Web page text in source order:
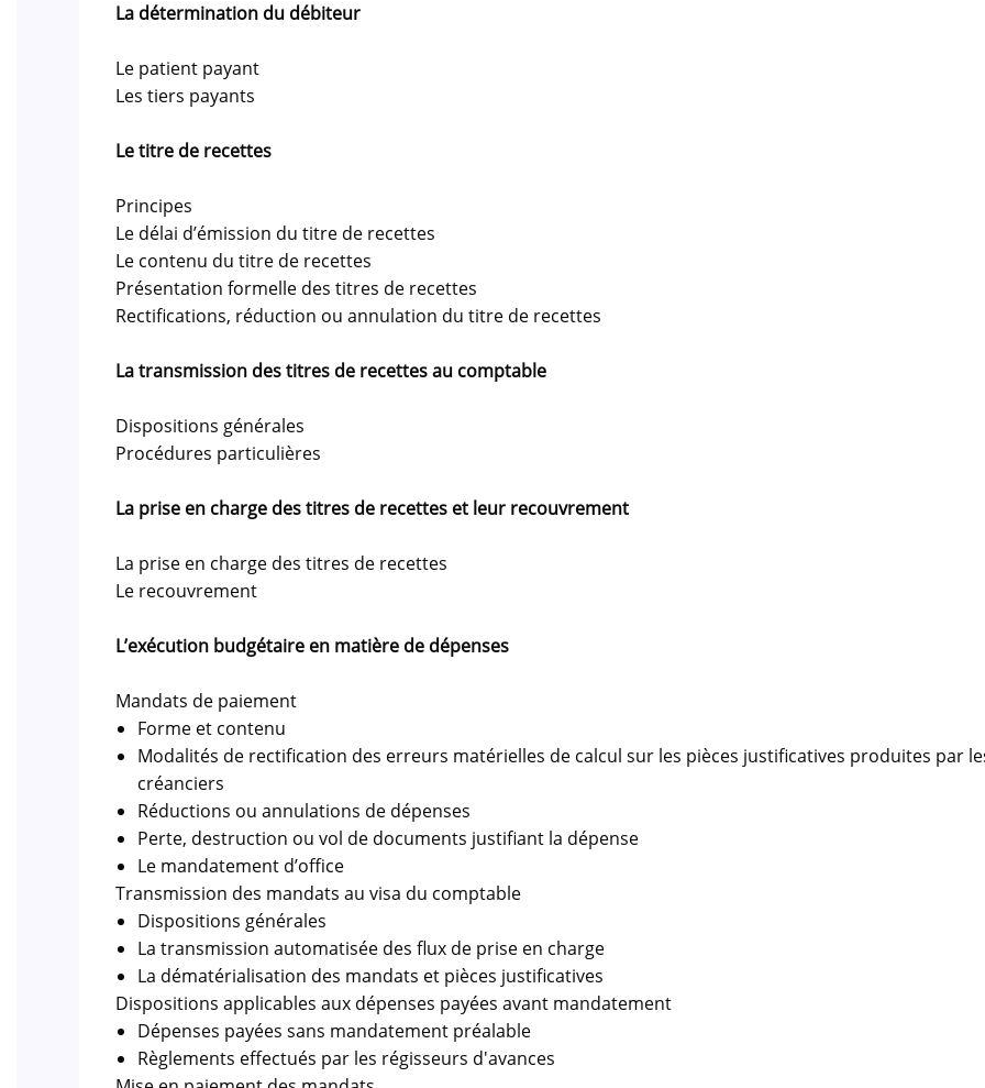
La détermination du débiteur
Le patient payant
Les tiers payants
Le titre de recettes
Principes
Le délai d’émission du titre de recettes
Le contenu du titre de recettes
Présentation formelle des titres de recettes
Rectifications, réduction ou annulation du titre de recettes
La transmission des titres de recettes au comptable
Dispositions générales
Procédures particulières
La prise en charge des titres de recettes et leur recouvrement
La prise en charge des titres de recettes
Le recouvrement
L’exécution budgétaire en matière de dépenses
Mandats de paiement
Forme et contenu
Modalités de rectification des erreurs matérielles de calcul sur les pièces justificatives produites par
créanciers
Réductions ou annulations de dépenses
Perte, destruction ou vol de documents justifiant la dépense
Le mandatement d’office
Transmission des mandats au visa du comptable
Dispositions générales
La transmission automatisée des flux de prise en charge
La dématérialisation des mandats et pièces justificatives
Dispositions applicables aux dépenses payées avant mandatement
Dépenses payées sans mandatement préalable
Règlements effectués par les régisseurs d'avances